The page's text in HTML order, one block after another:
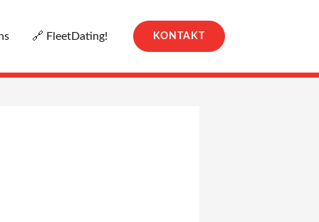
🔗 FleetDating! KONTAKT